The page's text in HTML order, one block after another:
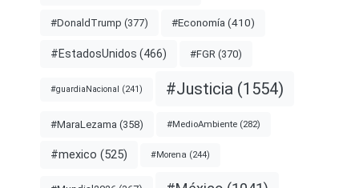
#DonaldTrump (377) #Economía (410)
#EstadosUnidos (466) #FGR (370)
#guardiaNacional (241) #Justicia (1554)
#MaraLezama (358) #MedioAmbiente (282)
#mexico (525) #Morena (244)